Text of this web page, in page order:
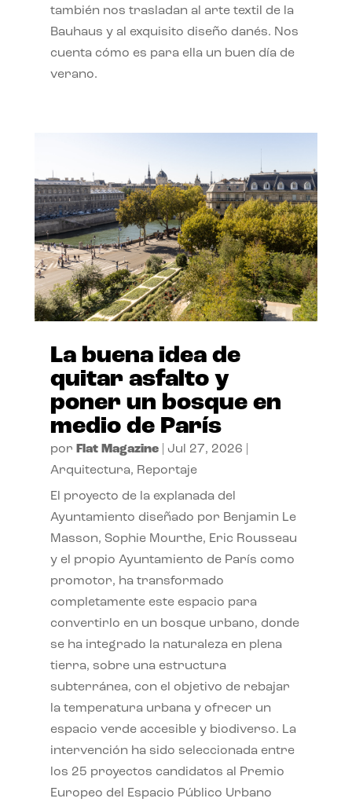
también nos trasladan al arte textil de la
Bauhaus y al exquisito diseño danés. Nos
cuenta cómo es para ella un buen día de
verano.
La buena idea de
quitar asfalto y
poner un bosque en
medio de París
por Flat Magazine| Jul 27, 2026
Arquitectura, Reportaje
El proyecto de la explanada del
Ayuntamiento diseñado por Benjamin Le
Masson, Sophie Mourthe, Eric Rousseau
y el propio Ayuntamiento de París como
promotor, ha transformado
completamente este espacio para
convertirlo en un bosque urbano, donde
se ha integrado la naturaleza en plena
tierra, sobre una estructura
subterránea, con el objetivo de rebajar
la temperatura urbana y ofrecer un
espacio verde accesible y biodiverso. La
intervención ha sido seleccionada entre
los 25 proyectos candidatos al Premio
Europeo del Espacio Público Urbano